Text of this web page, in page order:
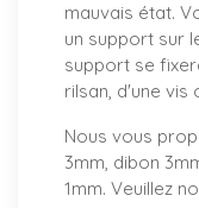
mauvais état.
un support sur
support se
rilsan, d'une vis
Nous vous
3mm, dibon
1mm. Veuillez